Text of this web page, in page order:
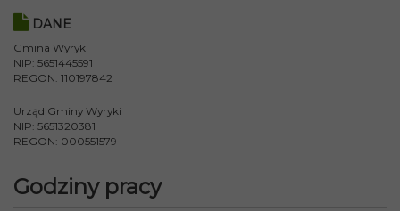
DANE
Gmina Wyryki
NIP: 5651445591
REGON: 110197842
Urząd Gminy Wyryki
NIP: 5651320381
REGON: 000551579
Godziny pracy